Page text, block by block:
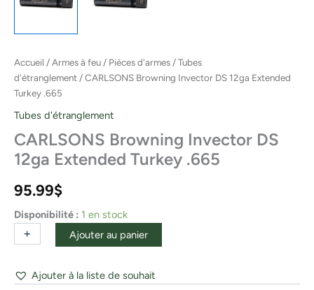
Accueil /Armes à feu/ Pièces d'armes/Tubes
d'étranglement/ CARLSONS Browning Invector DS 12ga Extended
Turkey .665
Tubes d'étranglement
CARLSONS Browning Invector DS
12ga Extended Turkey .665
95.99$
Disponibilité : 1 en stock
-
+ Ajouter au panier
Ajouter à la liste de souhait